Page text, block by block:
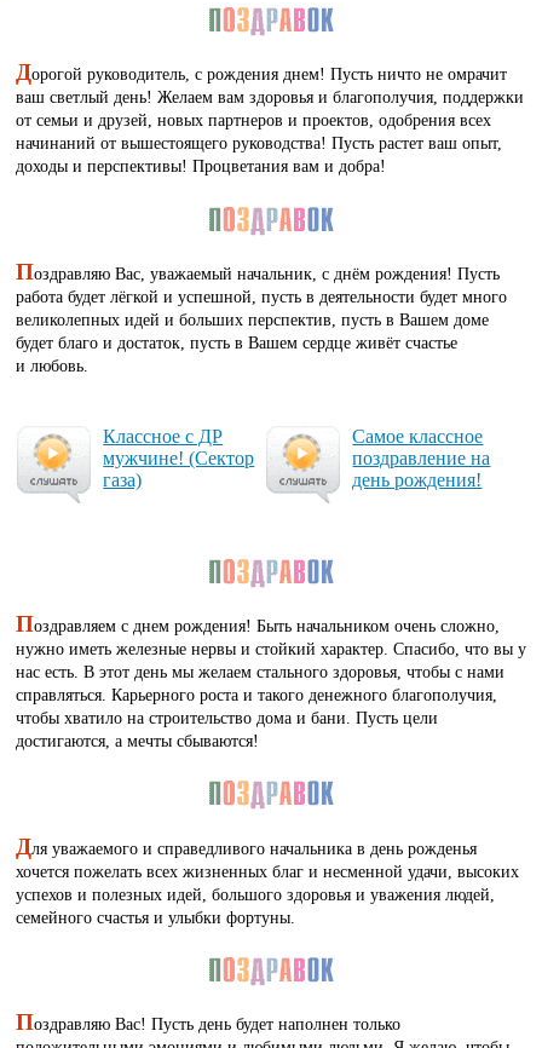
Дорогой руководитель, с рождения днем! Пусть ничто не омрачит
ваш светлый день! Желаем вам здоровья и благополучия, поддержки
от семьи и друзей, новых партнеров и проектов, одобрения всех
начинаний от вышестоящего руководства! Пусть растет ваш опыт,
доходы и перспективы! Процветания вам и добра!
Поздравляю Вас, уважаемый начальник, с днём рождения! Пусть
работа будет лёгкой и успешной, пусть в деятельности будет много
великолепных идей и больших перспектив, пусть в Вашем доме
будет благо и достаток, пусть в Вашем сердце живёт счастье
и любовь.
Клас­сное с ДР
муж­чи­не! (Сек­тор
га­за)
Са­мое клас­сное
поз­драв­ле­ние на
день рож­де­ния!
Поздравляем с днем рождения! Быть начальником очень сложно,
нужно иметь железные нервы и стойкий характер. Спасибо, что вы у
нас есть. В этот день мы желаем стального здоровья, чтобы с нами
справляться. Карьерного роста и такого денежного благополучия,
чтобы хватило на строительство дома и бани. Пусть цели
достигаются, а мечты сбываются!
Для уважаемого и справедливого начальника в день рожденья
хочется пожелать всех жизненных благ и несменной удачи, высоких
успехов и полезных идей, большого здоровья и уважения людей,
семейного счастья и улыбки фортуны.
Поздравляю Вас! Пусть день будет наполнен только